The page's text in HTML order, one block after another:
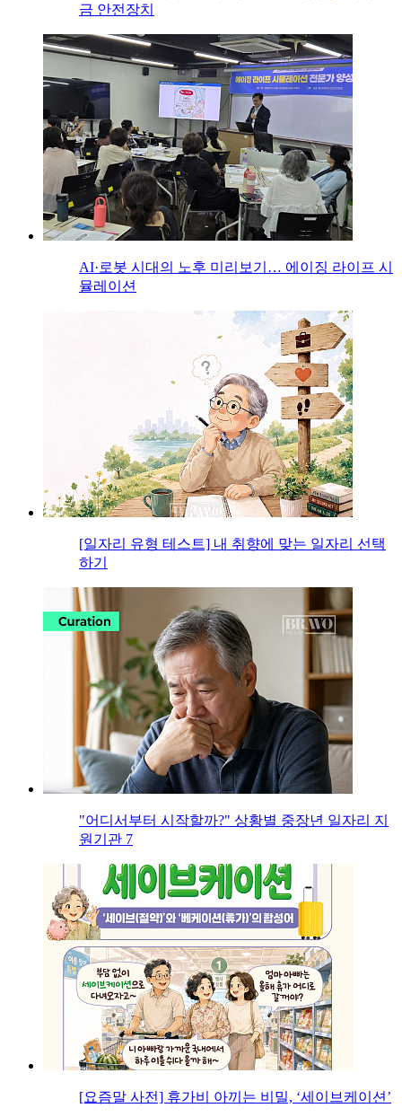
금 안전장치
AI·로봇 시대의 노후 미리보기… 에이징 라이프 시
뮬레이션
[일자리 유형 테스트] 내 취향에 맞는 일자리 선택
하기
"어디서부터 시작할까?" 상황별 중장년 일자리 지
원기관 7
[요즘말 사전] 휴가비 아끼는 비밀, ‘세이브케이션’